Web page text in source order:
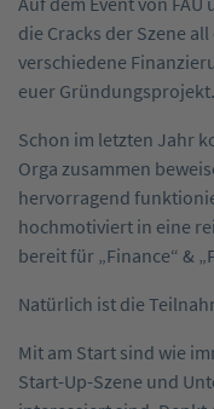
die Cracks der Szene
verschiedene
euer Gründungsprojekt.
Schon im letzten Jahr
Orga zusammen
hervorragend
hochmotiviert in eine
bereit für „Finance“ &
Natürlich ist die
Mit am Start sind wie
Start-Up-Szene und